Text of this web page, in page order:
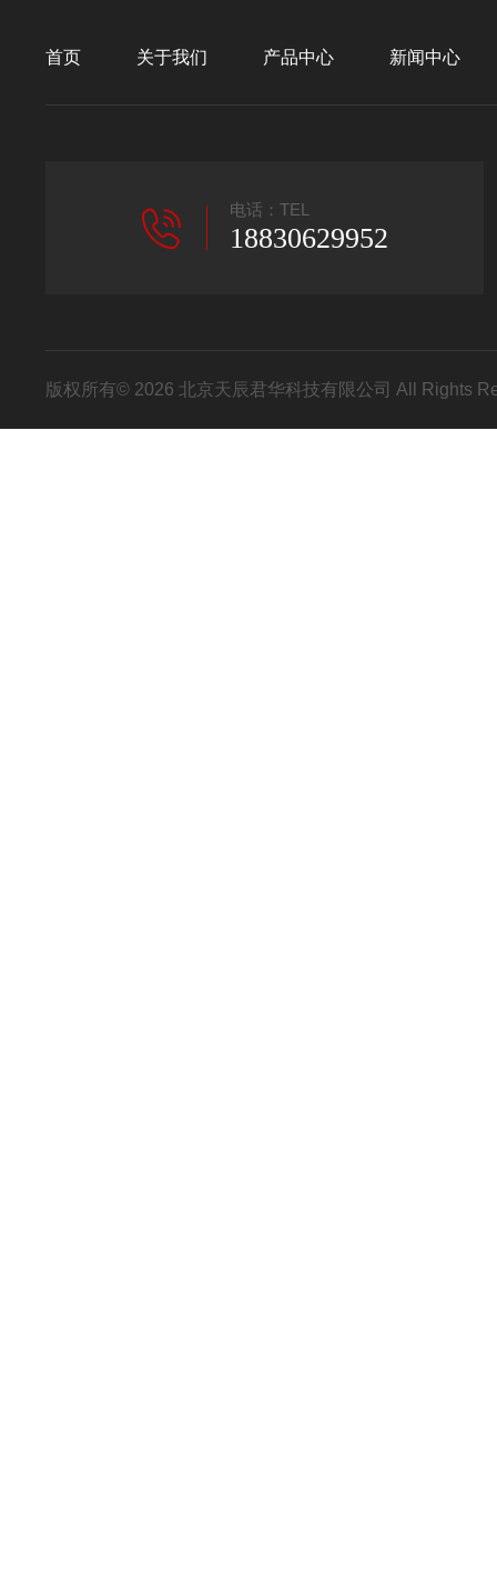
首页 关于我们 产品中心 新闻中心
电话：TEL
18830629952
版权所有© 2026 北京天辰君华科技有限公司 All Rights